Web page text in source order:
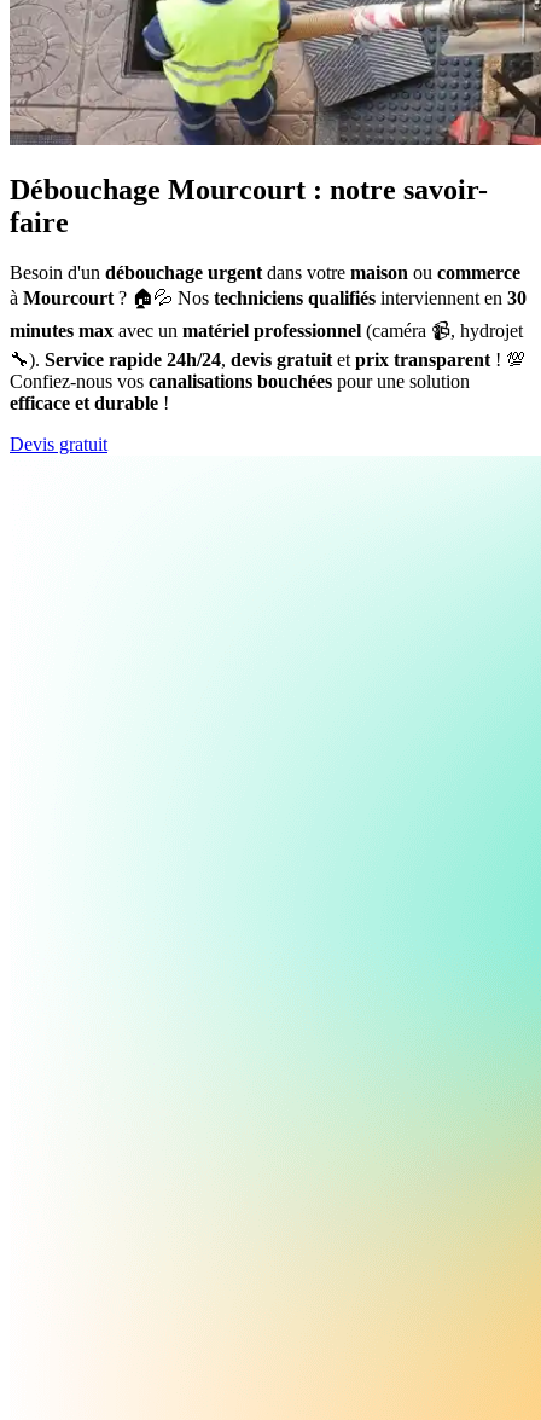
Débouchage Mourcourt : notre savoir-
faire
Besoin d'un débouchage urgentdans votre maison ou commerce
à Mourcourt? 🏠💦 Nos techniciens qualifiés interviennent en 30
minutes max avec un matériel professionnel (caméra 📹, hydrojet
🔧). Service rapide 24h/24, devis gratuitetprix transparent! 💯
Confiez-nous vos canalisations bouchées pour une solution
efficace et durable !
Devis gratuit